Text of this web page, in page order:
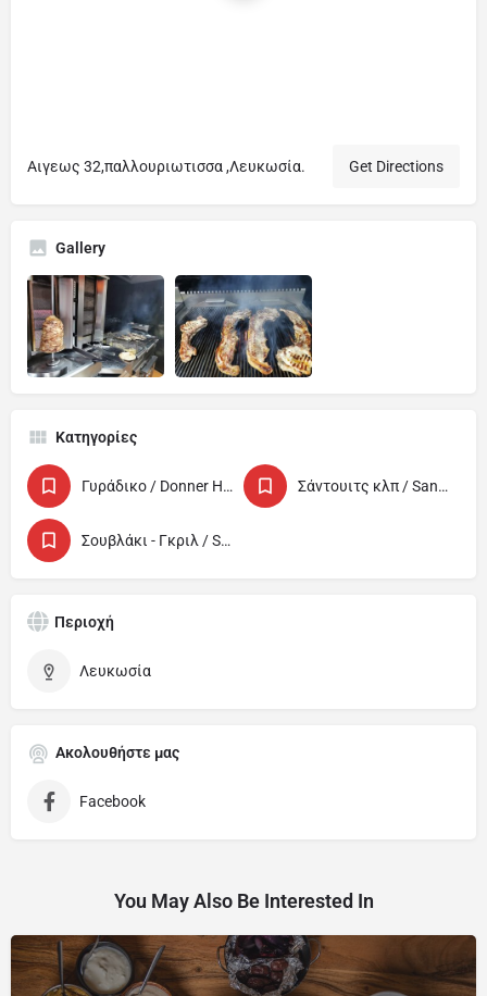
Αιγεως 32,παλλουριωτισσα ,Λευκωσία. Get Directions
Gallery
Κατηγορίες
Γυράδικο / Donner House Σάντουιτς κλπ / Sandwich etc
Σουβλάκι - Γκριλ / Souvlaki - Grill
Περιοχή
Λευκωσία
Ακολουθήστε μας
Facebook
You May Also Be Interested In